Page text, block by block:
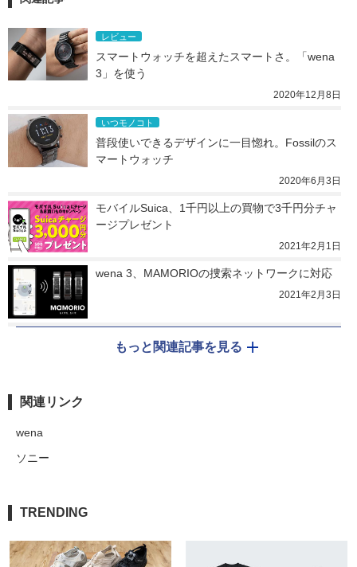
レビュー
スマートウォッチを超えたスマートさ。「wena
3」を使う
2020年12月8日
いつモノコト
普段使いできるデザインに一目惚れ。Fossilのス
マートウォッチ
2020年6月3日
モバイルSuica、1千円以上の買物で3千円分チャ
ージプレゼント
2021年2月1日
wena 3、MAMORIOの捜索ネットワークに対応
2021年2月3日
もっと関連記事を見る
関連リンク
wena
ソニー
TRENDING